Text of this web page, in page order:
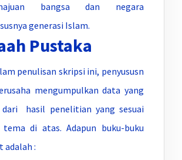
bangsa dan negara
generasi Islam.
Pustaka
penulisan skripsi ini, penyususn
mengumpulkan data yang
dari hasil penelitian yang sesuai
tema di atas. Adapun buku-buku
adalah :